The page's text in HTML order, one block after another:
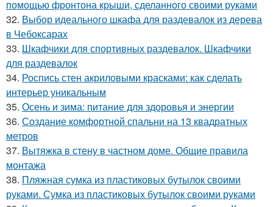
помощью фронтона крыши, сделанного своими руками
32. Выбор идеального шкафа для раздевалок из дерева
в Чебоксарах
33. Шкафчики для спортивных раздевалок. Шкафчики
для раздевалок
34. Роспись стен акриловыми красками: как сделать
интерьер уникальным
35. Осень и зима: питание для здоровья и энергии
36. Создание комфортной спальни на 13 квадратных
метров
37. Вытяжка в стену в частном доме. Общие правила
монтажа
38. Пляжная сумка из пластиковых бутылок своими
руками. Сумка из пластиковых бутылок своими руками